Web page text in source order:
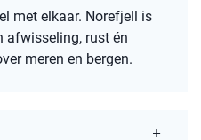
met elkaar. Norefjell is
afwisseling, rust én
meren en bergen.